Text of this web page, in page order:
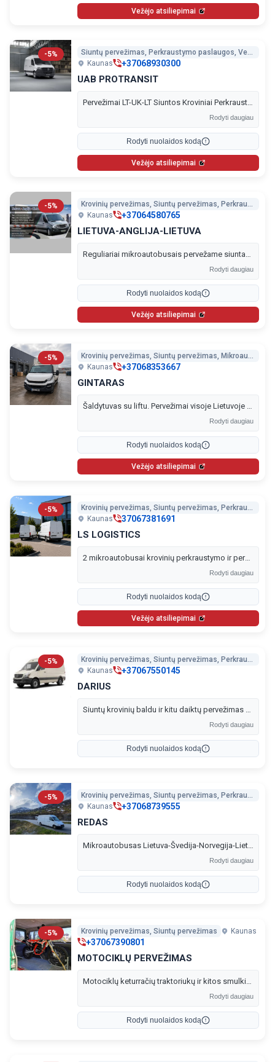
Vežėjo atsiliepimai
-5%
Siuntų pervežimas, Perkraustymo paslaugos, Vežėjai Anglijoje, Vežėjai į Vokietiją, Vežėjai į Belgiją, Vežėjai į Prancūziją, Vežėjai į Lenkiją
Kaunas
+37068930300
UAB PROTRANSIT
Pervežimai LT-UK-LT Siuntos Kroviniai Perkraustymai Motociklai ir kiti pervežimai.
Rodyti daugiau
Rodyti nuolaidos kodą
Vežėjo atsiliepimai
-5%
Krovinių pervežimas, Siuntų pervežimas, Perkraustymo paslaugos, Vežėjai į Angliją, Vežėjai į Vokietiją, Vežėjai į Belgiją, Vežėjai į Olandiją, Vežėjai į Prancūziją, Vežėjai į Lenkiją
Kaunas
+37064580765
LIETUVA-ANGLIJA-LIETUVA
Reguliariai mikroautobusais pervežame siuntas, krovinius, baldus, motociklus ir kita. Anglijoje bei Lietuvoje paėmimas ir pristatymas nuo durų iki durų
Rodyti daugiau
Rodyti nuolaidos kodą
Vežėjo atsiliepimai
-5%
Krovinių pervežimas, Siuntų pervežimas, Mikroautobusas su šaldytuvu, Perkraustymo paslaugos
Kaunas
+37068353667
GINTARAS
Šaldytuvas su liftu. Pervežimai visoje Lietuvoje iki -20 °C. Vežame šaldytus, atšaldytus ir kitus temperatūrai jautrius krovinius. Taip pat atliekame ir įprastus, netemperatūrinius pervežimus. Greitai, saugiai ir patikimai.
Rodyti daugiau
Rodyti nuolaidos kodą
Vežėjo atsiliepimai
-5%
Krovinių pervežimas, Siuntų pervežimas, Perkraustymo paslaugos, Šiukšlių išvežimas
Kaunas
37067381691
LS LOGISTICS
2 mikroautobusai krovinių perkraustymo ir pervežimo paslaugoms visoje Lietuvoje. Vežame baldus, buitinę techniką, siuntas ir kitus krovinius. Greitai, saugiai ir patikimai. Išrašome sąskaitas faktūras.
Rodyti daugiau
Rodyti nuolaidos kodą
Vežėjo atsiliepimai
-5%
Krovinių pervežimas, Siuntų pervežimas, Perkraustymo paslaugos
Kaunas
+37067550145
DARIUS
Siuntų krovinių baldu ir kitu daiktų pervežimas Kaune ir Lietuvoje.
Rodyti daugiau
Rodyti nuolaidos kodą
-5%
Krovinių pervežimas, Siuntų pervežimas, Perkraustymo paslaugos, Važėjai i Norvegiją, Vežėjai į Švediją
Kaunas
+37068739555
REDAS
Mikroautobusas Lietuva-Švedija-Norvegija-Lietuva siuntos kroviniai, baldai, gyvūnai. Atliekame įvairius pervežimus Kaune ir Lietuvoje.
Rodyti daugiau
Rodyti nuolaidos kodą
-5% Krovinių pervežimas, Siuntų pervežimas Kaunas
+37067390801
MOTOCIKLŲ PERVEŽIMAS
Motociklų keturračių traktoriukų ir kitos smulkios technikos pervežimas su mikroautobusu Kaune ir po visą Lietuvą.
Rodyti daugiau
Rodyti nuolaidos kodą